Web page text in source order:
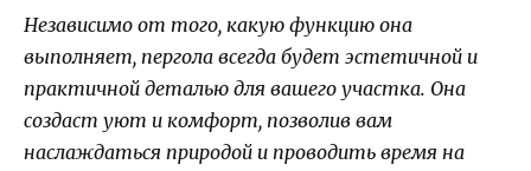
Независимо от того, какую функцию она
выполняет, пергола всегда будет эстетичной и
практичной деталью для вашего участка. Она
создаст уют и комфорт, позволив вам
наслаждаться природой и проводить время на